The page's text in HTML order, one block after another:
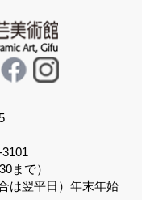
まで）
は翌平日）年末年始